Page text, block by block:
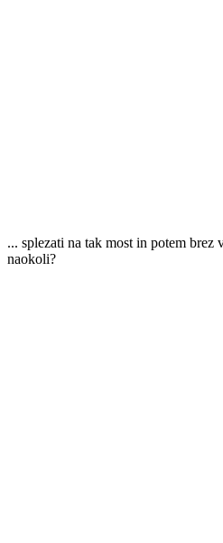
... splezati na tak most in potem brez
naokoli?